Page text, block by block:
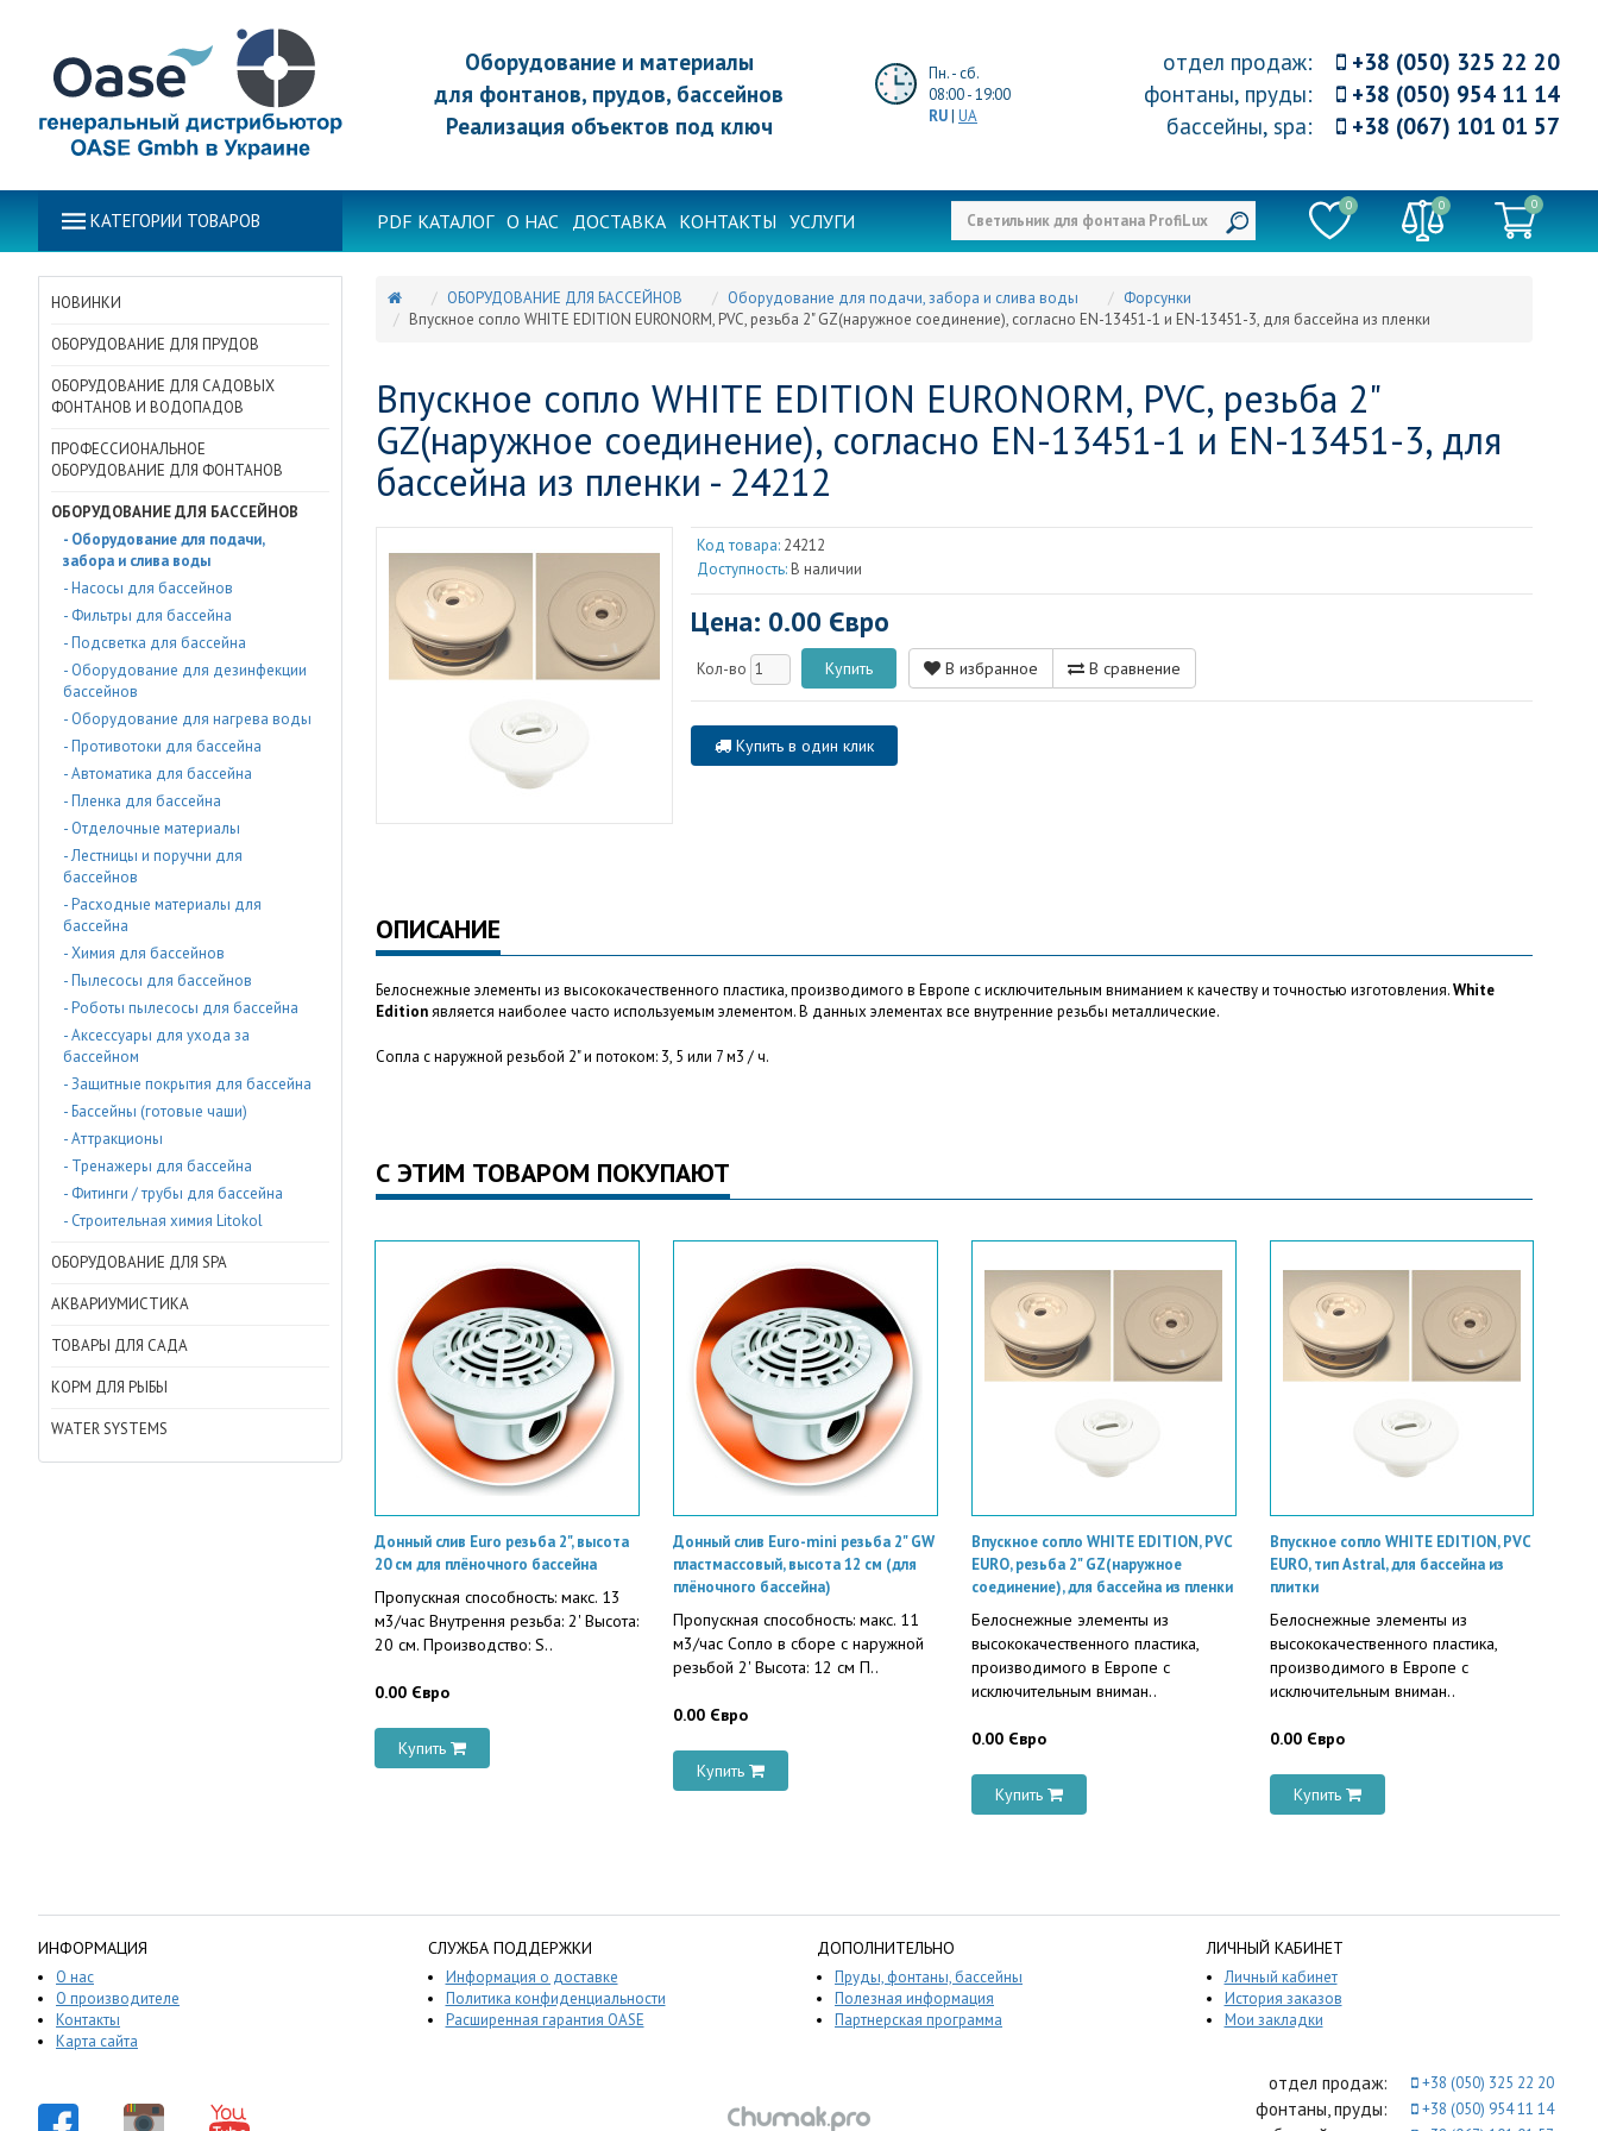
Оборудование и материалы
для фонтанов, прудов, бассейнов
Реализация объектов под ключ
Пн. - сб.
08:00 - 19:00
RU| UA
отдел продаж:
+38 (050) 325 22 20
фонтаны, пруды:
+38 (050) 954 11 14
бассейны, spa: +38 (067) 101 01 57
КАТЕГОРИИ ТОВАРОВ PDF КАТАЛОГ О НАС ДОСТАВКА КОНТАКТЫ УСЛУГИ
0 0 0
НОВИНКИ
ОБОРУДОВАНИЕ ДЛЯ ПРУДОВ
ОБОРУДОВАНИЕ ДЛЯ САДОВЫХ
ФОНТАНОВ И ВОДОПАДОВ
ПРОФЕССИОНАЛЬНОЕ
ОБОРУДОВАНИЕ ДЛЯ ФОНТАНОВ
ОБОРУДОВАНИЕ ДЛЯ БАССЕЙНОВ
- Оборудование для подачи,
забора и слива воды
- Насосы для бассейнов
- Фильтры для бассейна
- Подсветка для бассейна
- Оборудование для дезинфекции
бассейнов
- Оборудование для нагрева воды
- Противотоки для бассейна
- Автоматика для бассейна
- Пленка для бассейна
- Отделочные материалы
- Лестницы и поручни для
бассейнов
- Расходные материалы для
бассейна
- Химия для бассейнов
- Пылесосы для бассейнов
- Роботы пылесосы для бассейна
- Аксессуары для ухода за
бассейном
- Защитные покрытия для бассейна
- Бассейны (готовые чаши)
- Аттракционы
- Тренажеры для бассейна
- Фитинги / трубы для бассейна
- Строительная химия Litokol
ОБОРУДОВАНИЕ ДЛЯ SPA
АКВАРИУМИСТИКА
ТОВАРЫ ДЛЯ САДА
КОРМ ДЛЯ РЫБЫ
WATER SYSTEMS
ОБОРУДОВАНИЕ ДЛЯ БАССЕЙНОВ Оборудование для подачи, забора и слива воды
Форсунки
Впускное сопло WHITE EDITION EURONORМ, PVC, резьба 2" GZ(наружное соединение), согласно EN-13451-1 и EN-13451-3, для бассейна из пленки
Впускное сопло WHITE EDITION EURONORМ, PVC, резьба 2"
GZ(наружное соединение), согласно EN-13451-1 и EN-13451-3, для
бассейна из пленки - 24212
Код товара: 24212
Доступность: В наличии
Цена: 0.00 Євро
Кол-во В избранное В сравнение
Купить в один клик
ОПИСАНИЕ
Белоснежные элементы из высококачественного пластика, производимого в Европе с исключительным вниманием к качеству и точностью изготовления.White
Editionявляется наиболее часто используемым элементом. В данных элементах все внутренние резьбы металлические.
Сопла с наружной резьбой 2" и потоком: 3, 5 или 7 м3 / ч.
С ЭТИМ ТОВАРОМ ПОКУПАЮТ
Донный слив Euro резьба 2", высота
20 см для плёночного бассейна
Пропускная способность: макс. 13
м3/час Внутрення резьба: 2' Высота:
20 см. Производство: S..
0.00 Євро
Купить
Донный слив Euro-mini резьба 2" GW
пластмассовый, высота 12 см (для
плёночного бассейна)
Пропускная способность: макс. 11
м3/час Сопло в сборе с наружной
резьбой 2' Высота: 12 см П..
0.00 Євро
Купить
Впускное сопло WHITE EDITION, PVC
EURO, резьба 2" GZ(наружное
соединение), для бассейна из пленки
Белоснежные элементы из
высококачественного пластика,
производимого в Европе с
исключительным вниман..
0.00 Євро
Купить
Впускное сопло WHITE EDITION, PVC
EURO, тип Astral, для бассейна из
плитки
Белоснежные элементы из
высококачественного пластика,
производимого в Европе с
исключительным вниман..
0.00 Євро
Купить
ИНФОРМАЦИЯ
О нас
О производителе
Контакты
Карта сайта
СЛУЖБА ПОДДЕРЖКИ
Информация о доставке
Политика конфиденциальности
Расширенная гарантия OASE
ДОПОЛНИТЕЛЬНО
Пруды, фонтаны, бассейны
Полезная информация
Партнерская программа
ЛИЧНЫЙ КАБИНЕТ
Личный кабинет
История заказов
Мои закладки
отдел продаж: +38 (050) 325 22 20
фонтаны, пруды: +38 (050) 954 11 14